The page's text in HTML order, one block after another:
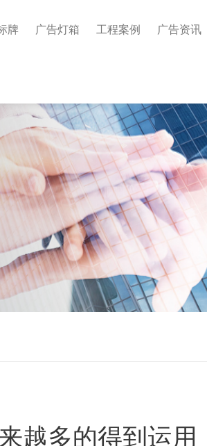
牌 广告灯箱 工程案例 广告资讯
越多的得到运用